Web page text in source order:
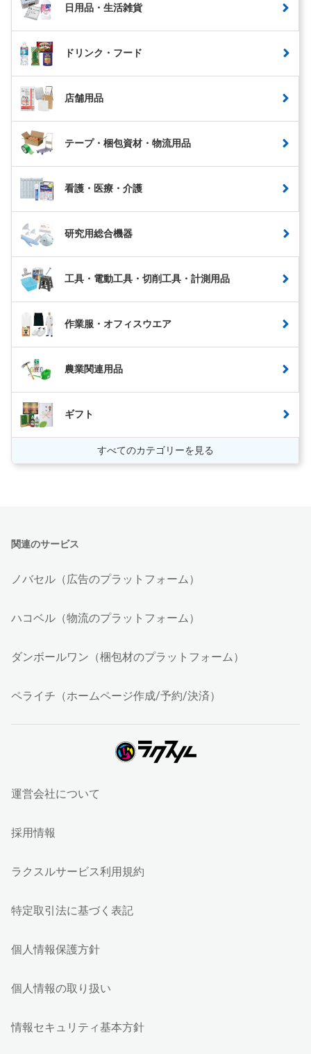
日用品・生活雑貨
ドリンク・フード
店舗用品
テープ・梱包資材・物流用品
看護・医療・介護
研究用総合機器
工具・電動工具・切削工具・計測用品
作業服・オフィスウエア
農業関連用品
ギフト
すべてのカテゴリーを見る
関連のサービス
ノバセル（広告のプラットフォーム）
ハコベル（物流のプラットフォーム）
ダンボールワン（梱包材のプラットフォーム）
ペライチ（ホームページ作成/予約/決済）
運営会社について
採用情報
ラクスルサービス利用規約
特定取引法に基づく表記
個人情報保護方針
個人情報の取り扱い
情報セキュリティ基本方針